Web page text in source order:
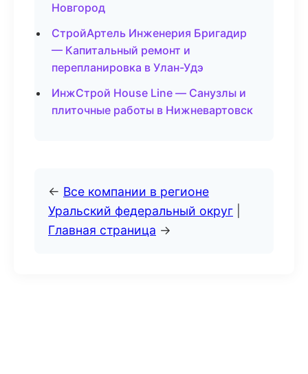
Новгород
СтройАртель Инженерия Бригадир
— Капитальный ремонт и
перепланировка в Улан-Удэ
ИнжСтрой House Line — Санузлы и
плиточные работы в Нижневартовск
← Все компании в регионе
Уральский федеральный округ
Главная страница →